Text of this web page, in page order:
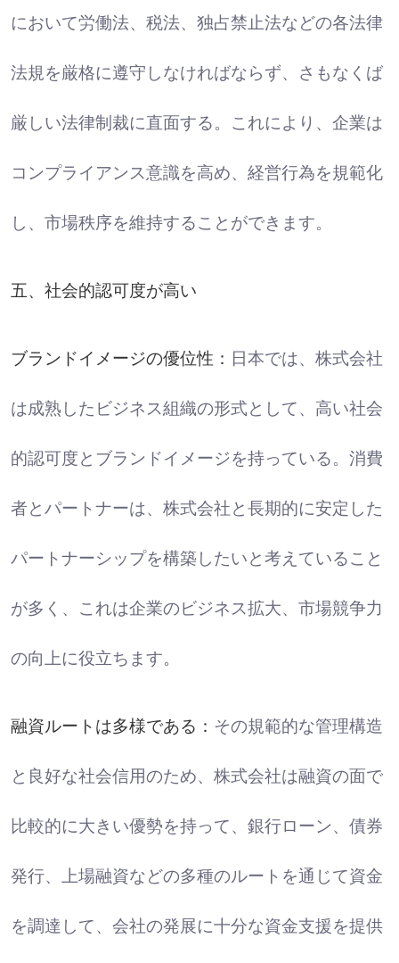
において労働法、税法、独占禁止法などの各法律
法規を厳格に遵守しなければならず、さもなくば
厳しい法律制裁に直面する。これにより、企業は
コンプライアンス意識を高め、経営行為を規範化
し、市場秩序を維持することができます。
五、社会的認可度が高い
ブランドイメージの優位性： 日本では、株式会社
は成熟したビジネス組織の形式として、高い社会
的認可度とブランドイメージを持っている。消費
者とパートナーは、株式会社と長期的に安定した
パートナーシップを構築したいと考えていること
が多く、これは企業のビジネス拡大、市場競争力
の向上に役立ちます。
融資ルートは多様である： その規範的な管理構造
と良好な社会信用のため、株式会社は融資の面で
比較的に大きい優勢を持って、銀行ローン、債券
発行、上場融資などの多種のルートを通じて資金
を調達して、会社の発展に十分な資金支援を提供